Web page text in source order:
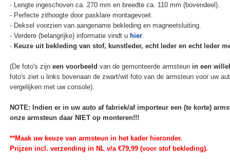
- Lengte ingeschoven ca. 270 mm en breedte ca. 110 mm (bovendeel).
- Perfecte zithoogte door pasklare montagevoet.
- Deksel voorzien van aangename bekleding en magneetsluiting.
- Verdere (belangrijke) informatie vindt u hier.
- Keuze uit bekleding van stof, kunstleder, echt leder en echt leder
(De foto's zijn een voorbeeld van de gemonteerde armsteun in een
foto's ziet u links bovenaan de zwart/wit foto van de armsteun voor uw
vergelijken met uw console).
NOTE: Indien er in uw auto af fabriek/af importeur een (te korte)
onze armsteun daar NIET op monteren!!!
**Maak uw keuze van armsteun in het kader hieronder.
Prijzen incl. verzending in NL v/a €79,99 (voor stof bekleding).